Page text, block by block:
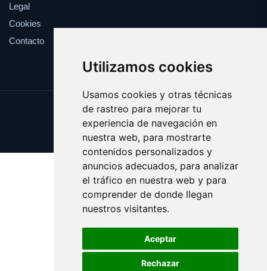
Utilizamos cookies
Usamos cookies y otras técnicas
de rastreo para mejorar tu
experiencia de navegación en
nuestra web, para mostrarte
contenidos personalizados y
anuncios adecuados, para analizar
el tráfico en nuestra web y para
comprender de donde llegan
nuestros visitantes.
Aceptar
Rechazar
Legal
Cookies
Contacto
Update cookies preferences
Copyright © 2025 creencia.es